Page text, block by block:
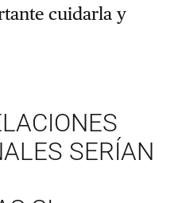
cuidarla y
SERÍAN